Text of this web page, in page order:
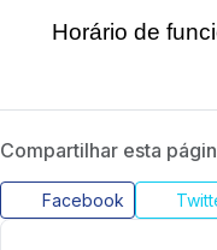
Horário de
Compartilhar esta
Facebook